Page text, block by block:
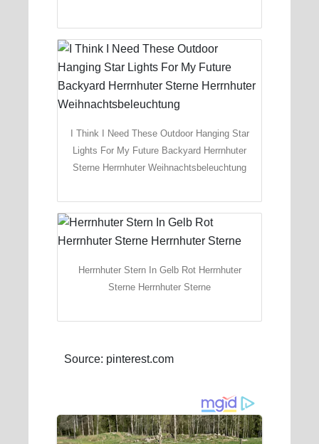
I Think I Need These Outdoor Hanging Star
Lights For My Future Backyard Herrnhuter
Sterne Herrnhuter Weihnachtsbeleuchtung
Herrnhuter Stern In Gelb Rot Herrnhuter
Sterne Herrnhuter Sterne
Source: pinterest.com